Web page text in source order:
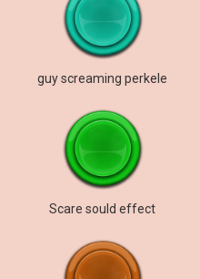
guy screaming perkele
Scare sould effect